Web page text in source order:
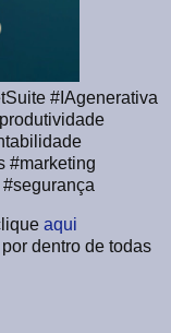
#IAgenerativa
#marketing
aqui
dentro de todas